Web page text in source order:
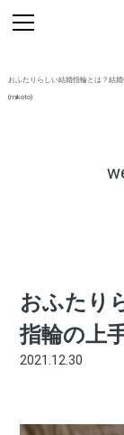
おふたりらしい結婚指輪とは？結
(mikoto)
toggle
navigation
おふたり
指輪の上
2021.12.30